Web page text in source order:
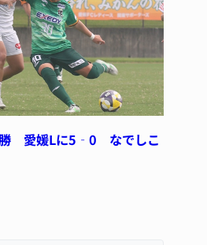
勝 愛媛Lに5‐0 なでしこ